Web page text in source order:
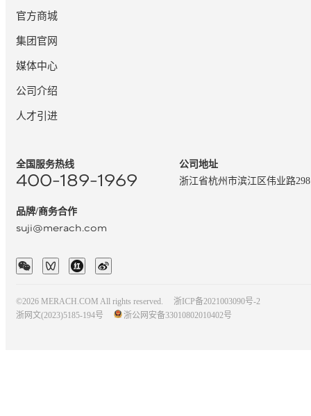
官方商城
集团官网
媒体中心
公司介绍
人才引进
全国服务热线
400-189-1969
品牌/商务合作
suji@merach.com
公司地址
浙江省杭州市滨江区伟业路
©2026 MERACH.COM All rights reserved.
浙ICP备2021003090号-2
浙网文(2023)5185-194号
浙公网安备33010802010402号